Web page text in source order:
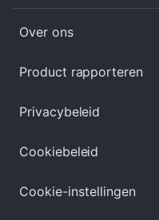
Over ons
Product rapporteren
Privacybeleid
Cookiebeleid
Cookie-instellingen